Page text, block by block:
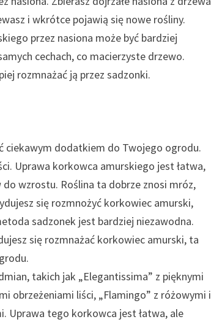
i wkrótce pojawią się nowe rośliny.
przez nasiona może być bardziej
cechach, co macierzyste drzewo.
rozmnażać ją przez sadzonki.
ciekawym dodatkiem do Twojego ogrodu.
Uprawa korkowca amurskiego jest łatwa,
wzrostu. Roślina ta dobrze znosi mróz,
się rozmnożyć korkowiec amurski,
sadzonek jest bardziej niezawodna.
się rozmnażać korkowiec amurski, ta
takich jak „Elegantissima” z pięknymi
obrzeżeniami liści, „Flamingo” z różowymi i
Uprawa tego korkowca jest łatwa, ale